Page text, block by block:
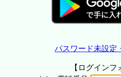
パスワード未設定
【ログインフ